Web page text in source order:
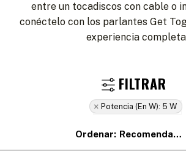
entre un tocadiscos con cable o
conéctelo con los parlantes Get
experiencia
Potencia (en W): 5 W
Recomendados